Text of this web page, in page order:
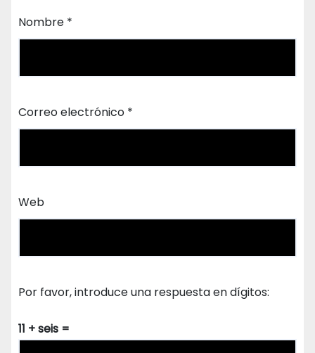
Nombre *
Correo electrónico *
Web
Por favor, introduce una respuesta en dígitos:
11 + seis =